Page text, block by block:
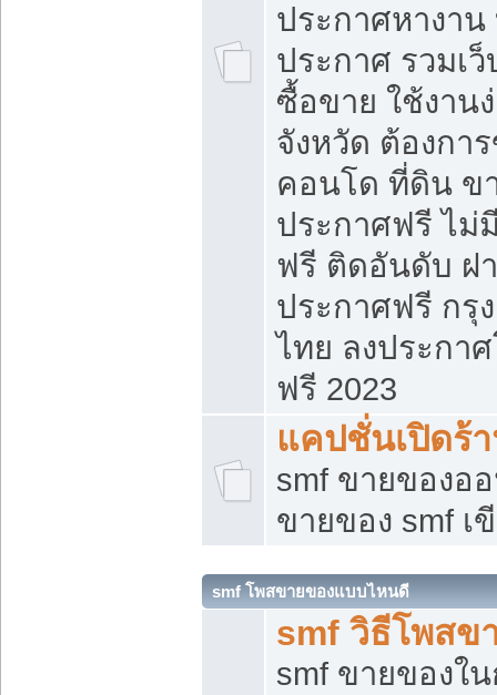
ประกาศหางาน
ประกาศ รวมเ
ซื้อขาย ใช้งาน
จังหวัด ต้องกา
คอนโด ที่ดิน ข
ประกาศฟรี ไม่
ฟรี ติดอันดับ ฝ
ประกาศฟรี กรุ
ไทย ลงประกา
ฟรี 2023
แคปชั่นเปิดร้
smf ขายของอ
ขายของ smf เ
smf โพสขายของแบบไหนดี
smf วิธีโพสข
smf ขายของใ